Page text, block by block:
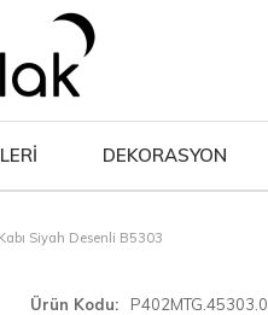
DEKORASYON
Siyah Desenli B5303
Ürün Kodu